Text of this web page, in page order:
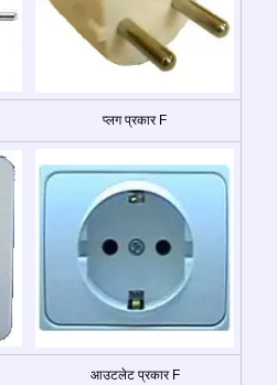
प्लग प्रकार F
आउटलेट प्रकार F